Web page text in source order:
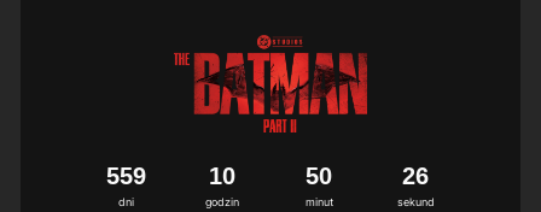
dni
559
godzin
10
minut
50
sekund
25
6